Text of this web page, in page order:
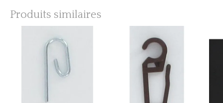
Produits similaires